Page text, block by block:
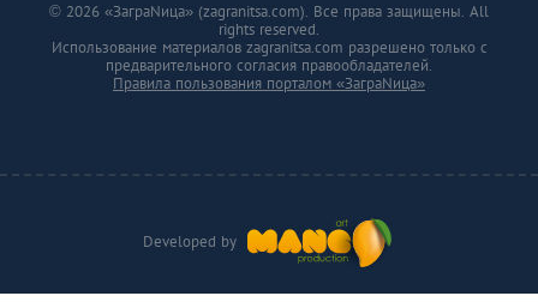
Developed by
© 2026 «ЗаграNица» (zagranitsa.com). Все права защищены. All
rights reserved.
Использование материалов zagranitsa.com разрешено только с
предварительного согласия правообладателей.
Правила пользования порталом «ЗаграNица»